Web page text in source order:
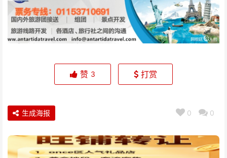
赞 3 打赏
0 0
生成海报